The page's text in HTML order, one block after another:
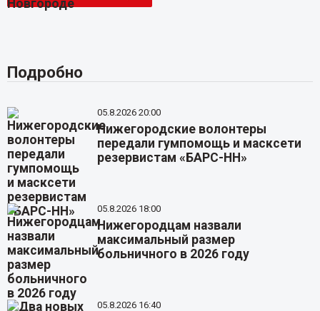
Подробно
05.8.2026 20:00
Нижегородские волонтеры
передали гумпомощь и масксети
резервистам «БАРС-НН»
05.8.2026 18:00
Нижегородцам назвали
максимальный размер
больничного в 2026 году
05.8.2026 16:40